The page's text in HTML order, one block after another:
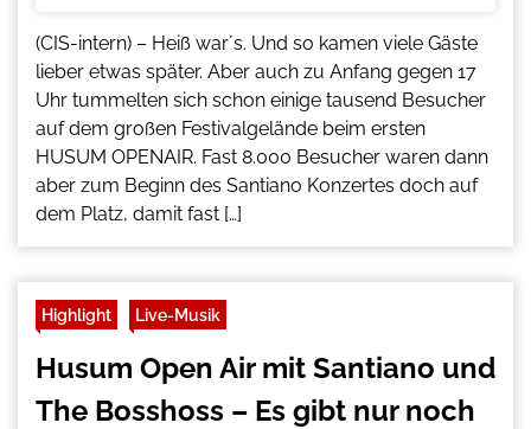
(CIS-intern) – Heiß war´s. Und so kamen viele Gäste
lieber etwas später. Aber auch zu Anfang gegen 17
Uhr tummelten sich schon einige tausend Besucher
auf dem großen Festivalgelände beim ersten
HUSUM OPENAIR. Fast 8.000 Besucher waren dann
aber zum Beginn des Santiano Konzertes doch auf
dem Platz, damit fast […]
Highlight Live-Musik
Husum Open Air mit Santiano und
The Bosshoss – Es gibt nur noch